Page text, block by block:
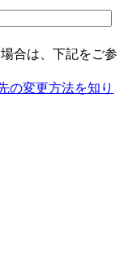
合は、下記をご参
の変更方法を知り